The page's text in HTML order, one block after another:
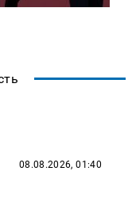
08.08.2026, 01:40